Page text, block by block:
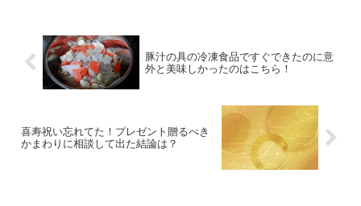
豚汁の具の冷凍食品ですぐできたのに意
外と美味しかったのはこちら！
喜寿祝い忘れてた！プレゼント贈るべき
かまわりに相談して出た結論は？